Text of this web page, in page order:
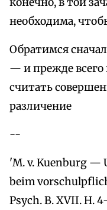
необходима,
Обратимся
— и прежде
считать
различение
--
'М. v. Kuenburg —
beim
Psych. B. XVII. H.